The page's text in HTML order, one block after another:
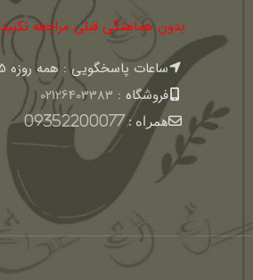
بدون هماهنگی قبلی مراجعه نکنید
ساعات پاسخگویی : همه روزه 15 الی 20
فروشگاه : 02126403383
همراه :09352200077